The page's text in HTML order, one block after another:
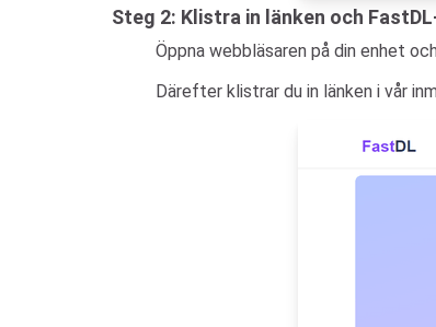
Steg 2: Klistra in länken och
Öppna webbläsaren på din enhet
Därefter klistrar du in länken i vår